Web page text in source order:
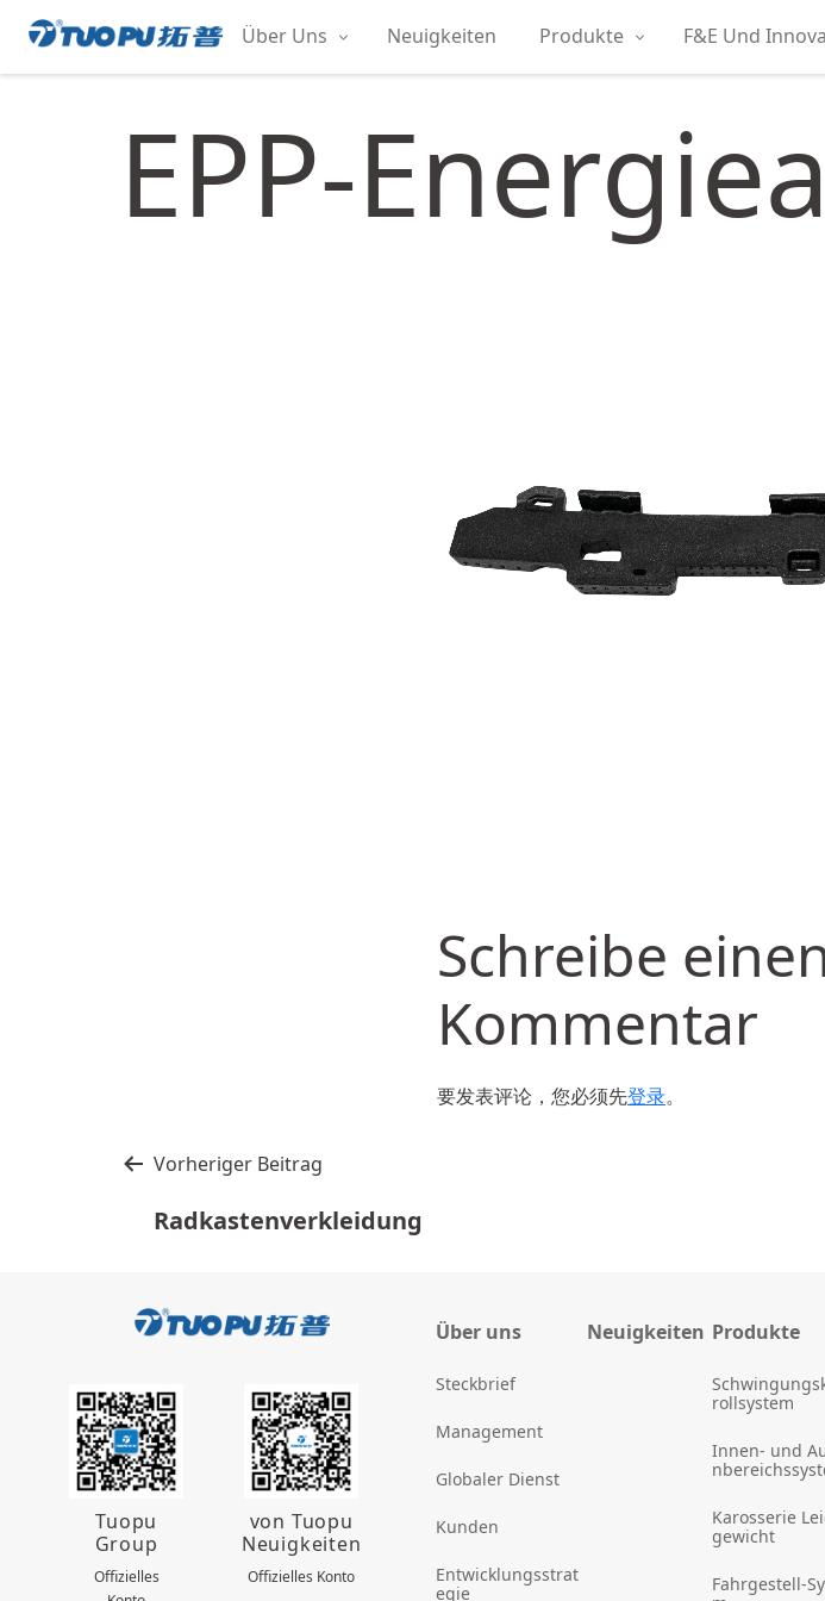
Zum
Inhalt
springen
拓
普
Über Uns Neuigkeiten Produkte F&E Und
EPP-
Schreibe
Kommentar
要发表评论，您必须先登录。
文
章
航
Vorheriger Beitrag
Radkastenverkleidung
Tuopu
Group
Offizielles
von Tuopu
Neuigkeiten
Offizielles Konto
Über uns
Steckbrief
Management
Globaler Dienst
Kunden
Entwicklungsstrat
egie
Neuigkeiten Produkte
rollsystem
Innen- und
Karosserie
gewicht
Fahrgestell-